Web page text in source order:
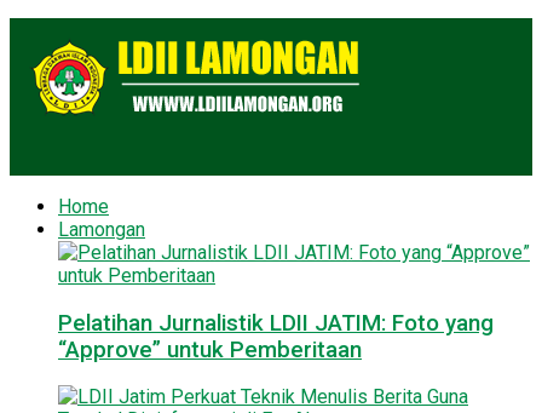
Home
Lamongan
Pelatihan Jurnalistik LDII JATIM: Foto yang
“Approve” untuk Pemberitaan